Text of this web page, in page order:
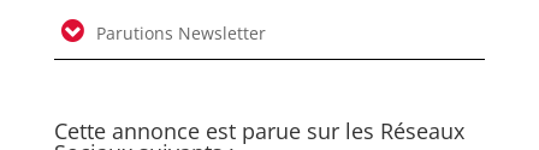
Parutions Newsletter
Cette annonce est parue sur les Réseaux